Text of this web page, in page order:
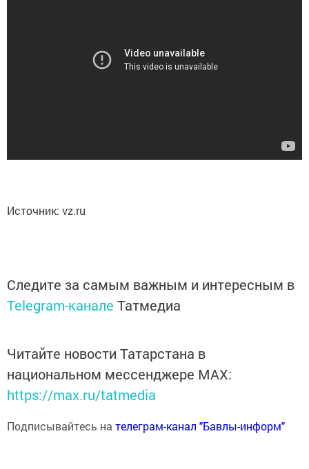
Источник: vz.ru
Следите за самым важным и интересным в
Telegram-канале Татмедиа
Читайте новости Татарстана в
национальном мессенджере MАХ:
https://max.ru/tatmedia
Подписывайтесь на телеграм-канал "Бавлы-информ"